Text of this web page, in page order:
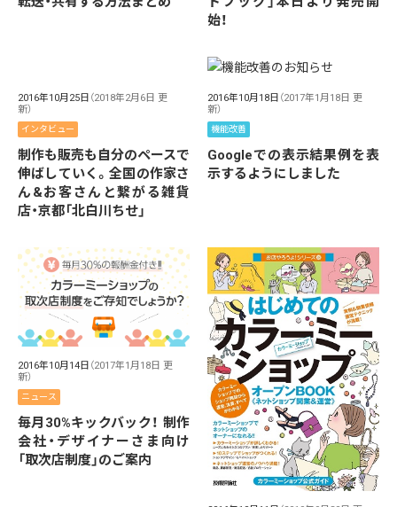
始！
2016年10月25日 （2018年2月6日 更
新）
インタビュー
制作も販売も自分のペースで
伸ばしていく。全国の作家さ
ん&お客さんと繋がる雑貨
店・京都「北白川ちせ」
2016年10月18日 （2017年1月18日 更
新）
機能改善
Googleでの表示結果例を表
示するようにしました
2016年10月14日 （2017年1月18日 更
新）
ニュース
毎月30%キックバック！ 制作
会社・デザイナーさま向け
「取次店制度」のご案内